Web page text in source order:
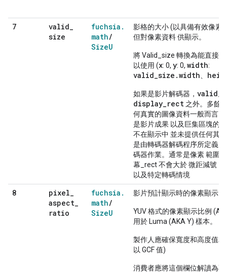
7 valid
size
fuchsia .
math/
SizeU
影格的大小 (以具備有效像素
但對像素資料 供顯示。
將 Valid_size 轉換為能直接
以使用 (x: 0, y: 0, width:
valid_size.width
如果是影片解碼器，
display_rect 之外。多餘
何真實的圖像資料一般而言
是影片成果 以及巨集區塊的
不在顯示中 並未提供任何其
是由轉碼器解碼程序所定義
碼器作業。通常是像素 範圍
幕_rect 不會大於 微距減號 1
以及特定轉碼情境
8 pixel
aspect
ratio
fuchsia .
math/
SizeU
影片預計顯示時的像素顯示比
YUV 格式的像素顯示比例
用於 Luma (AKA Y) 樣本。
製作人應確保寬度和高度值
以 GCF 值)
消費者應將這個欄位解讀為